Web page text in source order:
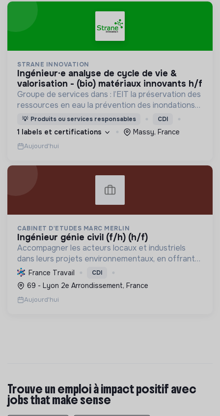
STRANE INNOVATION
ingénieur·e analyse de cycle de vie &
valorisation - (bio) matériaux innovants h/f
Groupe de services dans : l’EIT la préservation des
ressources en eau la prévention des inondations
l’agriculture durable et les écosystèmes
terrestres les sciences cognitives
💡 Produits ou services responsables CDI
1 labels et certifications Massy, France
Aujourd'hui
CABINET D'ETUDES MARC MERLIN
ingénieur génie civil (f/h) (h/f)
Accompagner les acteurs locaux et industriels
dans leurs projets environnementaux, en offrant
une expertise en ingénierie et conseil pour une
transition écologique durable.
France Travail CDI
69 - Lyon 2e Arrondissement, France
Aujourd'hui
Trouve un emploi à impact positif avec
jobs that make sense